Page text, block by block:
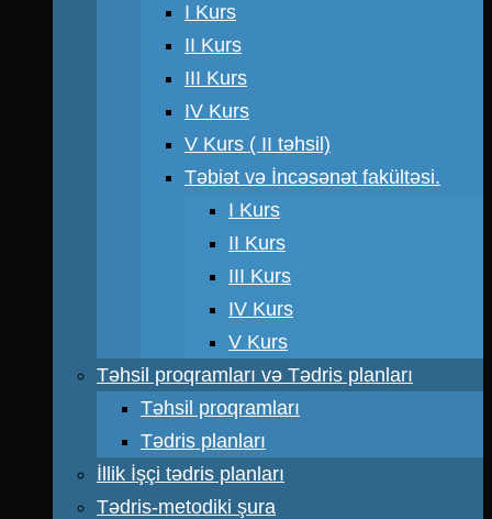
I Kurs
II Kurs
III Kurs
IV Kurs
V Kurs ( II təhsil)
Təbiət və İncəsənət fakültəsi.
I Kurs
II Kurs
III Kurs
IV Kurs
V Kurs
Təhsil proqramları və Tədris planları
Təhsil proqramları
Tədris planları
İllik İşçi tədris planları
Tədris-metodiki şura